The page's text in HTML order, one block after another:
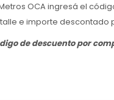
OCA ingresá el
e importe
de descuento por